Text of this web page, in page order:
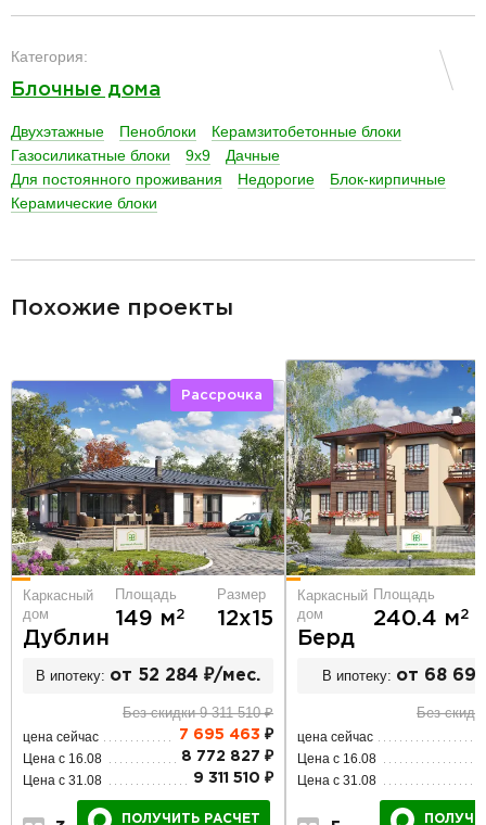
Категория:
Блочные дома
Двухэтажные Пеноблоки
Керамзитобетонные блоки
Газосиликатные блоки
9х9
Дачные
Для постоянного проживания
Недорогие
Блок-кирпичные
Керамические блоки
Похожие проекты
Рассрочка
Каркасный
дом
Дублин
Площадь
149 м2
Размер
12х15
В ипотеку: от 52 284 ₽/мес.
Без скидки 9 311 510 ₽
цена сейчас 7 695 463 ₽
Цена с 16.08 8 772 827 ₽
Цена с 31.08 9 311 510 ₽
ПОЛУЧИТЬ РАСЧЕТ
Каркасный
дом
Берд
Площадь
240.4 м2
В ипотеку: от 68
Без
цена сейчас
Цена с 16.08
Цена с 31.08